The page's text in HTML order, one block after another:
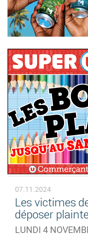
07.11.2024
Les victimes
déposer
LUNDI 4